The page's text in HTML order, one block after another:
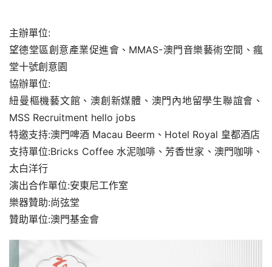
主辦單位:
望德堂區創意產業促進會、MMAS-澳門音樂藝術空間、瘋
堂十號創意園
協辦單位:
紐曼樞機藝文館、澳創新媒體、澳門內地留學生聯誼會、
MSS Recruitment hello jobs
特邀支持:澳門啤酒 Macau Beerm、Hotel Royal 皇都酒店
支持單位:Bricks Coffee 水泥咖啡、芳香世家、澳門咖啡、
太白洋行
演出合作單位:安東尼工作室
樂器贊助:尚弦堂
贊助單位:澳門基金會